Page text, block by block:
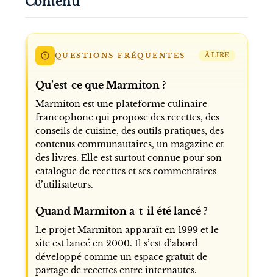
QUESTIONS FRÉQUENTES À LIRE
Qu’est-ce que Marmiton ?
Marmiton est une plateforme culinaire
francophone qui propose des recettes, des
conseils de cuisine, des outils pratiques, des
contenus communautaires, un magazine et
des livres. Elle est surtout connue pour son
catalogue de recettes et ses commentaires
d’utilisateurs.
Quand Marmiton a-t-il été lancé ?
Le projet Marmiton apparaît en 1999 et le
site est lancé en 2000. Il s’est d’abord
développé comme un espace gratuit de
partage de recettes entre internautes.